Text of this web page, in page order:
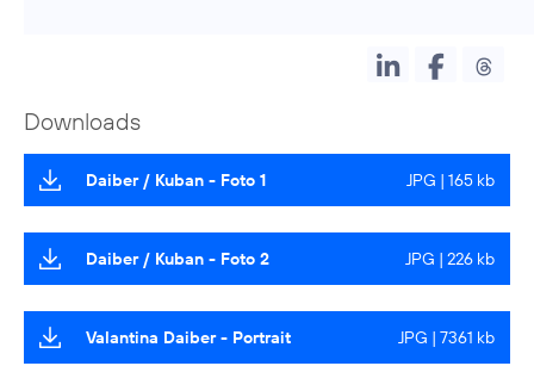
Downloads
Daiber / Kuban - Foto 1 JPG | 165 kb
Daiber / Kuban - Foto 2 JPG | 226 kb
Valantina Daiber - Portrait JPG | 7361 kb